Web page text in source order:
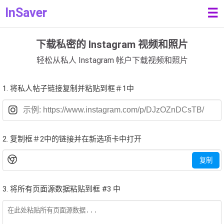
InSaver ☰
下载私密的 Instagram 视频和照片
轻松从私人 Instagram 帐户下载视频和照片
1. 将私人帖子链接复制并粘贴到框＃1中
2. 复制框＃2中的链接并在新选项卡中打开
复制
3. 将所有页面源数据粘贴到框 #3 中